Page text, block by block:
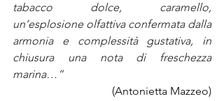
tabacco dolce, caramello,
un’esplosione olfattiva confermata dalla
armonia e complessità gustativa, in
chiusura una nota di freschezza
marina…”
(Antonietta Mazzeo)